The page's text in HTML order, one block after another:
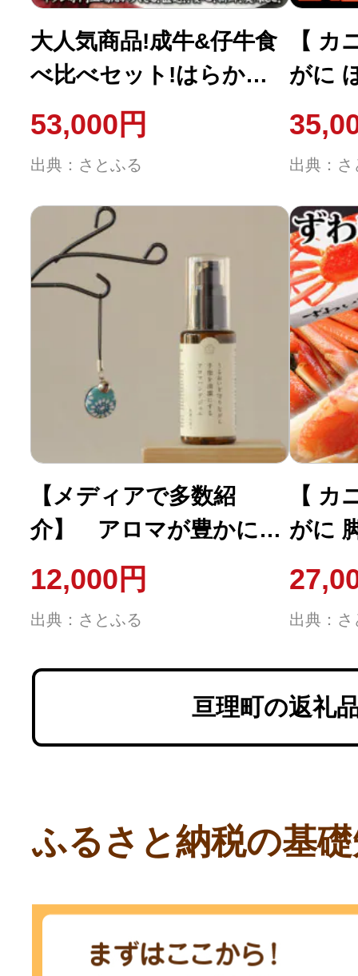
自治体直営サイト特集
はじめるバイブルとは
よくあるご質問
問い合わせ
大人気商品!成牛&仔牛食
べ比べセット!はらから
の逸品 牛たん
1.5kg 秘伝の塩味職人
仕込み
53,000円
出典：さとふる
【 カ
がに
ヤ水
出典：さ
【メディアで多数紹
介】 アロマが豊かに香
る アロマハンドジェル
12,000円
出典：さとふる
【 カ
がに
3L・
水産
出典：さ
亘理町の返礼
ふるさと納税の基